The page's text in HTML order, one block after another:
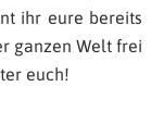
ihr eure bereits
ganzen Welt frei
euch!